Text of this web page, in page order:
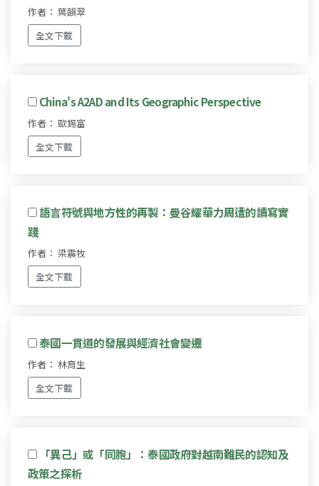
作者： 葉韻翠
全文下載
China's A2AD and Its Geographic Perspective
作者： 歐錫富
全文下載
語言符號與地方性的再製：曼谷耀華力周遭的讀寫實
踐
作者： 梁震牧
全文下載
泰國一貫道的發展與經濟社會變遷
作者： 林育生
全文下載
「異己」或「同胞」：泰國政府對越南難民的認知及
政策之探析